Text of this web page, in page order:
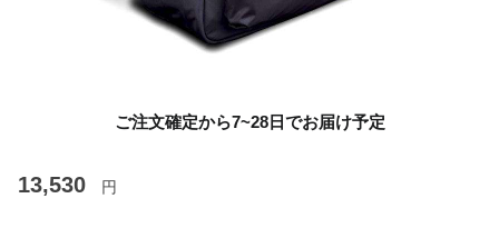
ご注文確定から7~28日でお届け予定
13,530 円